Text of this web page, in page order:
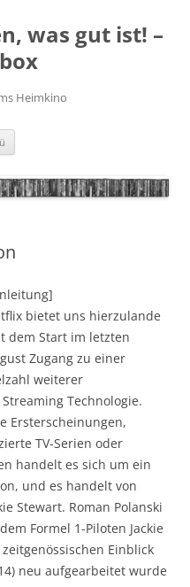
was gut ist! –
Heimkino
bietet uns hierzulande
dem Start im letzten
Zugang zu einer
weiterer
Technologie.
Ersterscheinungen,
TV-Serien oder
handelt es sich um ein
und es handelt von
Stewart. Roman Polanski
Formel 1-Piloten Jackie
Einblick
neu aufgearbeitet wurde